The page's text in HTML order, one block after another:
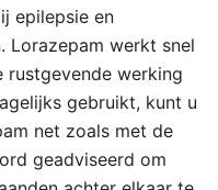
epilepsie en
Lorazepam werkt snel
rustgevende werking
gebruikt, kunt u
net zoals met de
geadviseerd om